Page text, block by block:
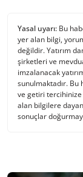
Yasal uyarı: Bu
yer alan bilgi,
değildir. Yatırım
şirketleri ve
imzalanacak
sunulmaktadır.
ve getiri
alan bilgilere
sonuçlar